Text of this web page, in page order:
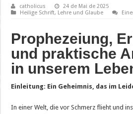
catholicus
24 de Mai de 2025
Heilige Schrift, Lehre und Glaube
Prophezeiung,
und praktische
in unserem
Einleitung: Ein Geheimnis, das im
In einer Welt, die vor Schmerz flieht und